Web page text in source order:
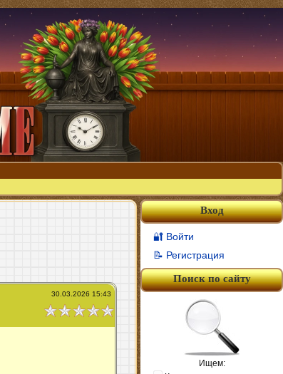
30.03.2026 15:43
Вход
🔐 Войти
📝 Регистрация
Поиск по сайту
Ищем: